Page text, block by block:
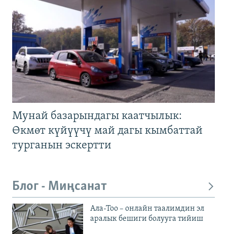
Мунай базарындагы каатчылык:
Өкмөт күйүүчү май дагы кымбаттай
турганын эскертти
Блог - Миңсанат
Ала-Тоо – онлайн таалимдин эл
аралык бешиги болууга тийиш